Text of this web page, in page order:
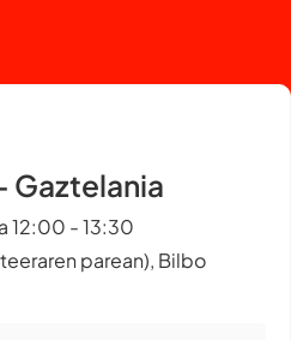
Gaztelania
12:00 - 13:30
parean), Bilbo